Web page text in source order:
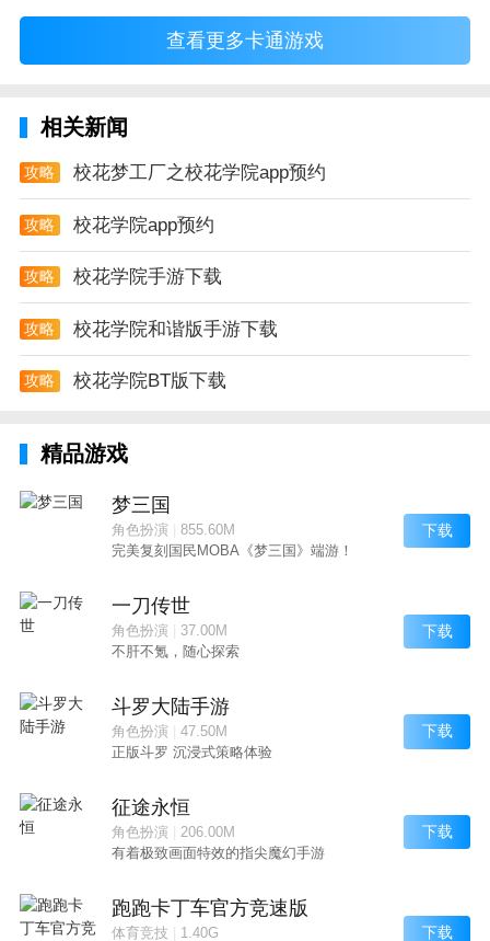
查看更多卡通游戏
相关新闻
攻略 校花梦工厂之校花学院app预约
攻略 校花学院app预约
攻略 校花学院手游下载
攻略 校花学院和谐版手游下载
攻略 校花学院BT版下载
精品游戏
梦三国
角色扮演| 855.60M
完美复刻国民MOBA《梦三国》端游！
下载
一刀传世
角色扮演| 37.00M
不肝不氪，随心探索
下载
斗罗大陆手游
角色扮演| 47.50M
正版斗罗 沉浸式策略体验
下载
征途永恒
角色扮演| 206.00M
有着极致画面特效的指尖魔幻手游
下载
跑跑卡丁车官方竞速版
体育竞技 1.40G 下载